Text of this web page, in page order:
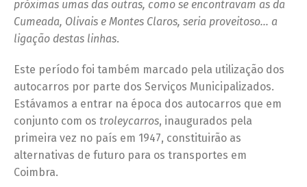
próximas umas das outras, como se encontravam as da
Cumeada, Olivais e Montes Claros, seria proveitoso… a
ligação destas linhas.
Este período foi também marcado pela utilização dos
autocarros por parte dos Serviços Municipalizados.
Estávamos a entrar na época dos autocarros que em
conjunto com os troleycarros, inaugurados pela
primeira vez no país em 1947, constituirão as
alternativas de futuro para os transportes em
Coimbra.